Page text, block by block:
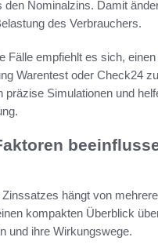
den Nominalzins. Damit
des Verbrauchers.
Fälle empfiehlt es sich,
Warentest oder Check24
präzise Simulationen und
hängt von
kompakten Überblick
und ihre Wirkungswege.